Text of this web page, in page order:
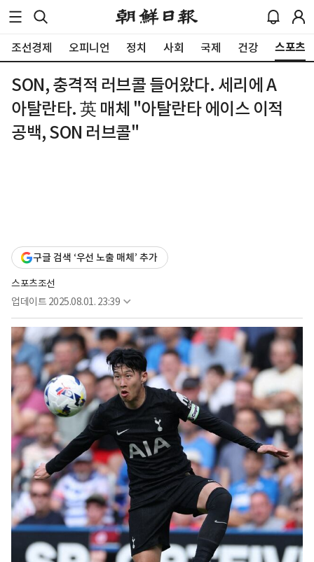
조선경제 오피니언 정치 사회 국제 건강 스포츠
SON, 충격적 러브콜 들어왔다. 세리에 A
아탈란타. 英 매체 "아탈란타 에이스 이적
공백, SON 러브콜"
구글 검색 ‘우선 노출 매체’ 추가
스포츠조선
업데이트 2025.08.01. 23:39